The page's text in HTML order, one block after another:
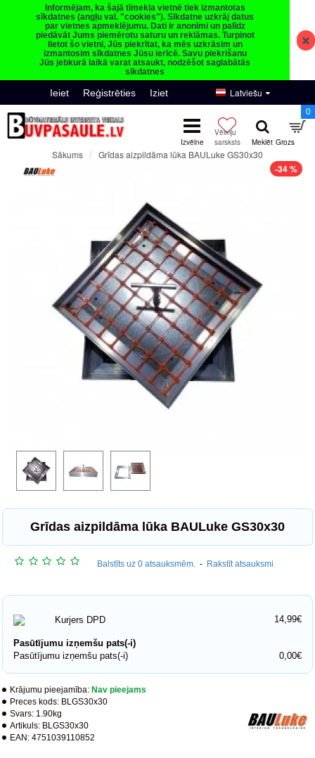
Informējam, ka šajā tīmekļa vietnē tiek izmantotas
sīkdatnes (angļu val. "cookies"). Sīkdatne uzkrāj datus
par vietnes apmeklējumu. Dati ir anonīmi un palīdz
piedāvāt Jums piemērotu saturu un reklāmas. Turpinot
lietot šo vietni, Jūs piekrītat, ka mēs uzkrāsim un
izmantosim sīkdatnes Jūsu ierīcē. Savu piekrišanu
Jūs jebkurā laikā varat atsaukt, nodzēšot saglabātās
sīkdatnes
Ieiet Reģistrēties Iziet Latviešu
0
Sākums Grīdas aizpildāma lūka BAULuke GS30x30
-34 %
Grīdas aizpildāma lūka BAULuke GS30x30
Krājumu pieejamība: Nav pieejams
Preces kods: BLGS30x30
Svars: 1.90kg
Artikuls: BLGS30x30
EAN: 4751039110852
Balstīts uz 0 atsauksmēm. - Rakstīt atsauksmi
Kurjers DPD 14,99€
Pasūtījumu izņemšu pats(-i)
Pasūtījumu izņemšu pats(-i)
0,00€